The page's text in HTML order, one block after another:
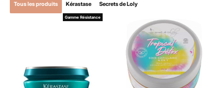
Kérastase Secrets de Loly
Tous les produits
Gamme Résistance